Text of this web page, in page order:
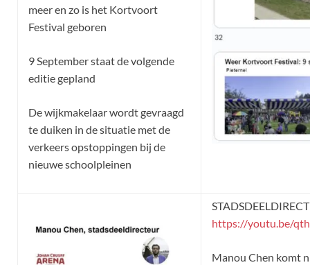
meer en zo is het Kortvoort
Festival geboren
9 September staat de volgende
editie gepland
De wijkmakelaar wordt gevraagd
te duiken in de situatie met de
verkeers opstoppingen bij de
nieuwe schoolpleinen
https://youtu.be/
Manou Chen komt